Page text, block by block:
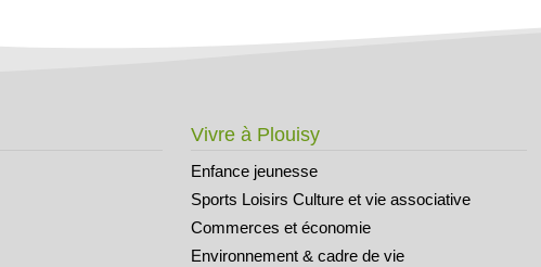
Vivre à Plouisy
Enfance jeunesse
Sports Loisirs Culture et vie associative
Commerces et économie
Environnement & cadre de vie